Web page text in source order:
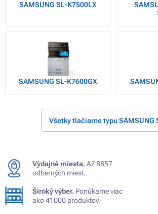
SAMSUNG SL-K7500LX
SAMSUNG SL-K7600GX
Všetky tlačiarne typu SAMSUNG
Výdajné miesta.Až 8857
odberných miest.
Široký výber. Ponúkame viac
ako 41000 produktov.